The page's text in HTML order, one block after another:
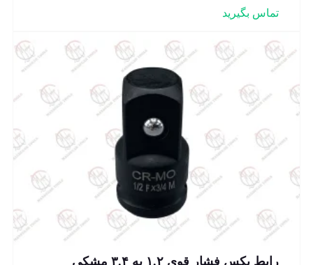
تماس بگیرید
رابط بکس فشار قوی ۱.۲ به ۳.۴ مشکی